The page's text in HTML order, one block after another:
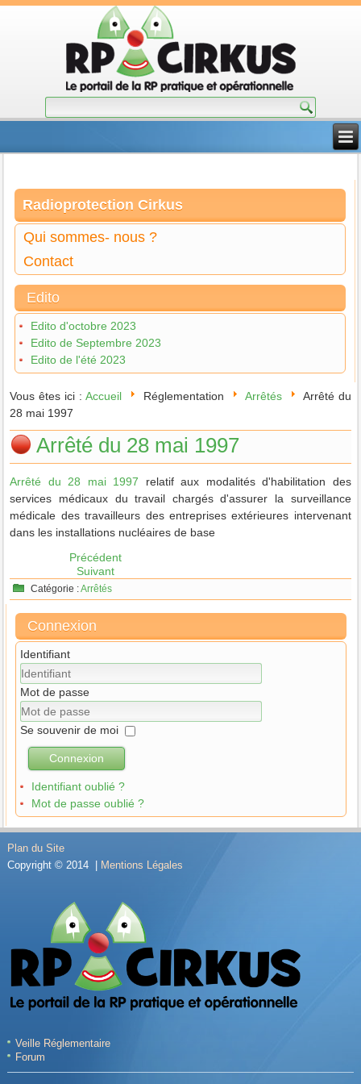
Radioprotection Cirkus
Qui sommes- nous ?
Contact
Edito
Edito d'octobre 2023
Edito de Septembre 2023
Edito de l'été 2023
Vous êtes ici : Accueil Réglementation Arrêtés
Arrêté du
28 mai 1997
Arrêté du 28 mai 1997
Arrêté du 28 mai 1997 relatif aux modalités d'habilitation des
services médicaux du travail chargés d'assurer la surveillance
médicale des travailleurs des entreprises extérieures intervenant
dans les installations nucléaires de base
Précédent
Suivant
Catégorie :Arrêtés
Connexion
Identifiant
Mot de passe
Se souvenir de moi
Connexion
Identifiant oublié ?
Mot de passe oublié ?
Plan du Site
Copyright © 2014 |
Mentions Légales
Veille Réglementaire
Forum